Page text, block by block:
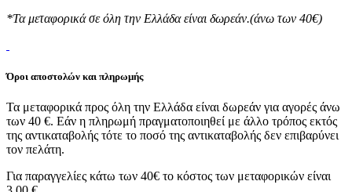
*Τα μεταφορικά σε όλη την Ελλάδα είναι δωρεάν.(άνω των 40€)
Όροι αποστολών και πληρωμής
Τα μεταφορικά προς όλη την Ελλάδα είναι δωρεάν για αγορές άνω
των 40 €. Εάν η πληρωμή πραγματοποιηθεί με άλλο τρόπος εκτός
της αντικαταβολής τότε το ποσό της αντικαταβολής δεν επιβαρύνει
τον πελάτη.
Για παραγγελίες κάτω των 40€ το κόστος των μεταφορικών είναι